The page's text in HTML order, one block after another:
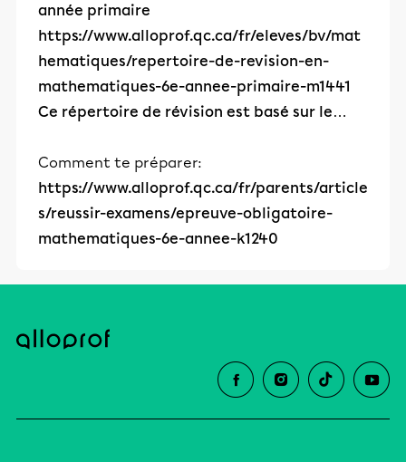
année primaire
https://www.alloprof.qc.ca/fr/eleves/bv/mat
hematiques/repertoire-de-revision-en-
mathematiques-6e-annee-primaire-m1441
Ce répertoire de révision est basé sur le…
Comment te préparer:
https://www.alloprof.qc.ca/fr/parents/article
s/reussir-examens/epreuve-obligatoire-
mathematiques-6e-annee-k1240